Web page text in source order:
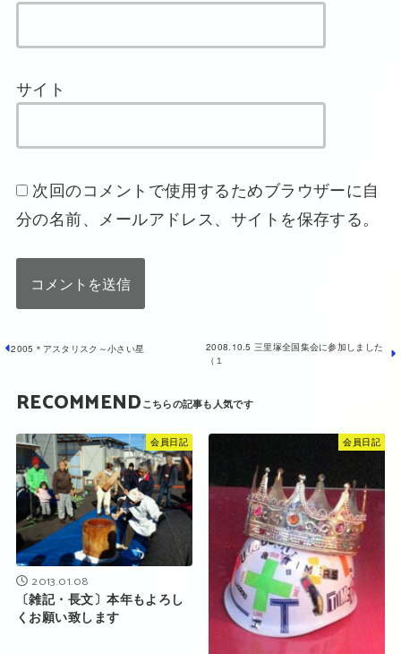
サイト
次回のコメントで使用するためブラウザーに自
分の名前、メールアドレス、サイトを保存する。
2008.10.5 三里塚全国集会に参加しました
（１
2005＊アスタリスク～小さい星
RECOMMEND
会員日記
2013.01.08
〔雑記・長文〕本年もよろし
くお願い致します
会員日記